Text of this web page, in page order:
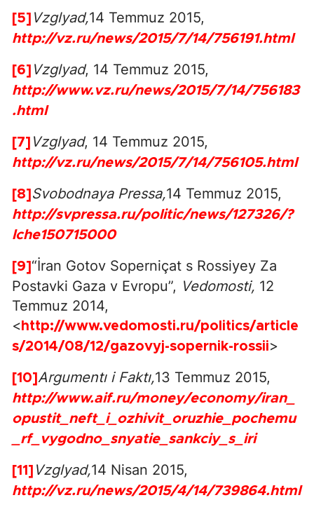
[5] Vzglyad,14 Temmuz 2015,
http://vz.ru/news/2015/7/14/756191.html
[6] Vzglyad, 14 Temmuz 2015,
http://www.vz.ru/news/2015/7/14/756183
.html
[7] Vzglyad, 14 Temmuz 2015,
http://vz.ru/news/2015/7/14/756105.html
[8] Svobodnaya Pressa,14 Temmuz 2015,
http://svpressa.ru/politic/news/127326/?
lche150715000
[9] “İran Gotov Soperniçat s Rossiyey Za
Postavki Gaza v Evropu”, Vedomosti, 12
Temmuz 2014,
< http://www.vedomosti.ru/politics/article
s/2014/08/12/gazovyj-sopernik-rossii>
[10] Argumentı i Faktı,13 Temmuz 2015,
http://www.aif.ru/money/economy/iran_
opustit_neft_i_ozhivit_oruzhie_pochemu
_rf_vygodno_snyatie_sankciy_s_iri
[11] Vzglyad,14 Nisan 2015,
http://vz.ru/news/2015/4/14/739864.html